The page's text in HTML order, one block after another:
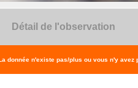
Détail de l'observation
donnée n'existe pas/plus ou vous n'y avez